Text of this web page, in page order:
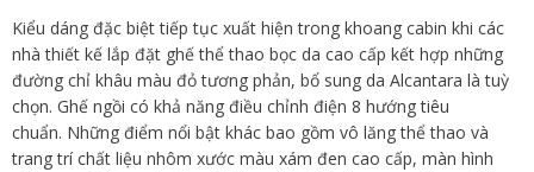
Kiểu dáng đặc biệt tiếp tục xuất hiện trong khoang cabin khi các
nhà thiết kế lắp đặt ghế thể thao bọc da cao cấp kết hợp những
đường chỉ khâu màu đỏ tương phản, bổ sung da Alcantara là tuỳ
chọn. Ghế ngồi có khả năng điều chỉnh điện 8 hướng tiêu
chuẩn. Những điểm nổi bật khác bao gồm vô lăng thể thao và
trang trí chất liệu nhôm xước màu xám đen cao cấp, màn hình